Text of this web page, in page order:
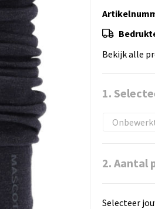
Bekijk alle
1.
2. Aantal
Selecteer